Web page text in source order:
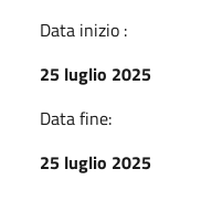
Data inizio :
25 luglio 2025
Data fine:
25 luglio 2025